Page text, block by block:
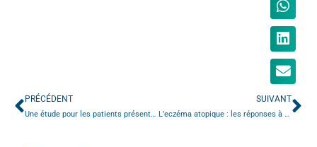
PRÉCÉDENT
Une étude pour les patients présentant des troubles de mémoire et à leurs aidants
SUIVANT
L’eczéma atopique : les réponses à vos questions